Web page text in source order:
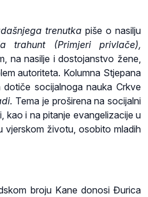
trenutka piše o nasilju
trahunt (Primjeri privlače),
na nasilje i dostojanstvo žene,
autoriteta. Kolumna Stjepana
socijalnoga nauka Crkve
Tema je proširena na socijalni
kao i na pitanje evangelizacije u
vjerskom životu, osobito mladih
broju Kane donosi Đurica